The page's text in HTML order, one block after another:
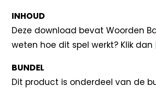
INHOUD
Deze download bevat Woorden
weten hoe dit spel werkt? Klik dan
BUNDEL
Dit product is onderdeel van de